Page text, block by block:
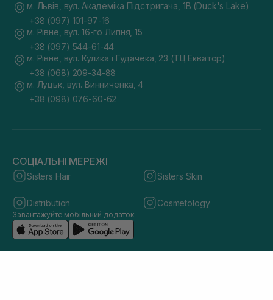
м. Львів, вул. Академіка Підстригача, 1В (Duck's Lake)
+38 (097) 101-97-16
м. Рівне, вул. 16-го Липня, 15
+38 (097) 544-61-44
м. Рівне, вул. Кулика і Гудачека, 23 (ТЦ Екватор)
+38 (068) 209-34-88
м. Луцьк, вул. Винниченка, 4
+38 (098) 076-60-62
СОЦІАЛЬНІ МЕРЕЖІ
Sisters Hair Sisters Skin
Distribution Cosmetology
Завантажуйте мобільний додаток